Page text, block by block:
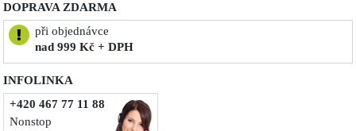
DOPRAVA ZDARMA
při objednávce
nad 999 Kč + DPH
INFOLINKA
+420 467 77 11 88
Nonstop